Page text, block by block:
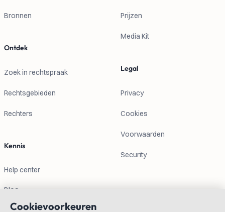
Bronnen
Ontdek
Zoek in rechtspraak
Rechtsgebieden
Rechters
Kennis
Help center
Blog
Prijzen
Media Kit
Legal
Privacy
Cookies
Voorwaarden
Security
Cookievoorkeuren